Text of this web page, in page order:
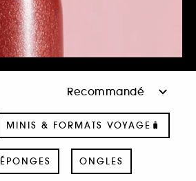
MINIS & FORMATS VOYAGE🧳
ONGLES